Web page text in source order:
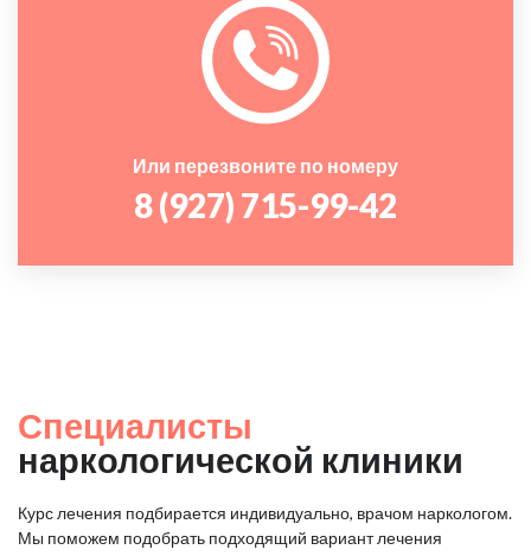
Или перезвоните по номеру
8 (927) 715-99-42
Специалисты
наркологической клиники
Курс лечения подбирается индивидуально, врачом наркологом.
Мы поможем подобрать подходящий вариант лечения